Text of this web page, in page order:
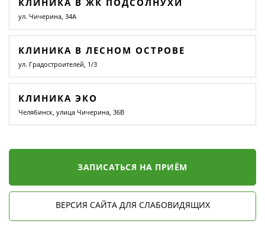
КЛИНИКА В ЖК ПОДСОЛНУХИ
ул. Чичерина, 34А
КЛИНИКА В ЛЕСНОМ ОСТРОВЕ
ул. Градостроителей, 1/3
КЛИНИКА ЭКО
Челябинск, улица Чичерина, 36В
ЗАПИСАТЬСЯ НА ПРИЁМ
ВЕРСИЯ САЙТА ДЛЯ СЛАБОВИДЯЩИХ